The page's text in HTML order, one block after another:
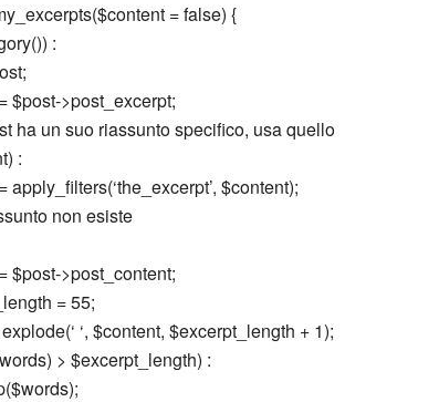
= false) {
:
$post->post_excerpt;
ha un suo riassunto specifico, usa quello
:
apply_filters(‘the_excerpt’, $content);
non esiste
$post->post_content;
= 55;
‘, $content, $excerpt_length + 1);
> $excerpt_length) :